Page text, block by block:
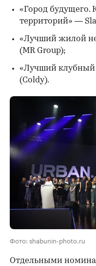
«Город будущего.
территорий» —
«Лучший жилой
(MR Group);
«Лучший клубный
(Coldy).
Фото: shabunin-photo.ru
Отдельными